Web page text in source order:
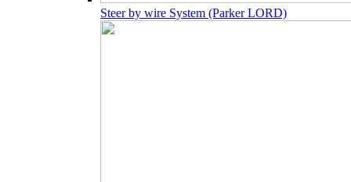
Steer by wire System (Parker LORD)